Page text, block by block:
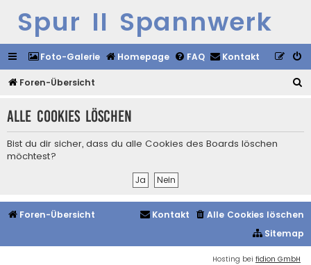
Spur II Spannwerk
Foto-Galerie Homepage FAQ Kontakt
Foren-Übersicht
h
Alle Cookies löschen
Bist du dir sicher, dass du alle Cookies des Boards löschen
möchtest?
Foren-Übersicht Alle Cookies löschen
Kontakt
Sitemap
Hosting bei fidion GmbH